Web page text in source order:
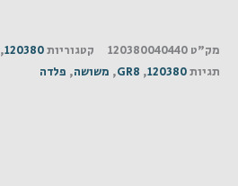
מק"ט 120380040440 קטגוריות120380
,
תגיות120380
,
GR8
, משושה, פלדה